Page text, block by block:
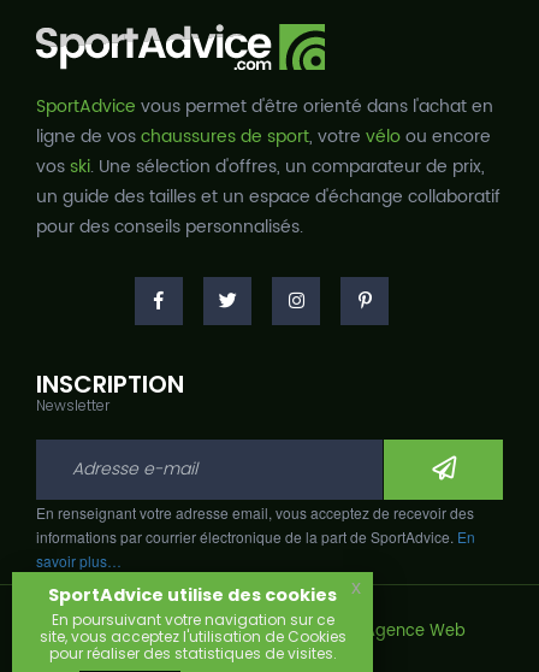
SportAdvice vous permet d'être orienté dans l'achat en
ligne de voschaussures de sport, votre véloou encore
vosski. Une sélection d'offres, un comparateur de prix,
un guide des tailles et un espace d'échange collaboratif
pour des conseils personnalisés.
INSCRIPTION
Newsletter
En renseignant votre adresse email, vous acceptez de recevoir des
informations par courrier électronique de la part de SportAdvice. En
savoir plus…
Copyright © 2026, Développé avec par
Agence Web
Narobaz.
SportAdvice utilise des cookies
En poursuivant votre navigation sur ce
site, vous acceptez l'utilisation de Cookies
pour réaliser des statistiques de visites.
x